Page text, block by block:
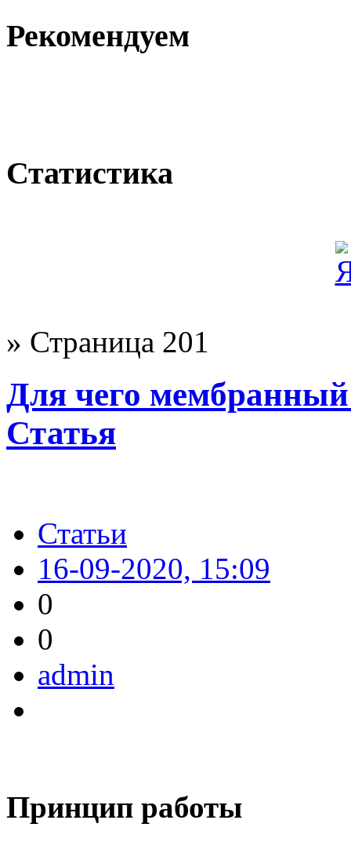
Рекомендуем
Статистика
» Страница 201
Для чего мембранный
Статья
Статьи
16-09-2020, 15:09
0
0
admin
Принцип работы